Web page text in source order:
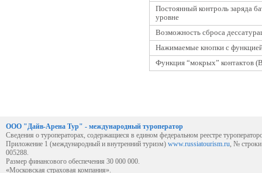
Постоянный контроль заряда
уровне
Возможность сброса
Нажимаемые кнопки с
Функция “мокрых” контактов
ООО "Дайв-Арена Тур" - международный туроператор
Сведения о туроператорах, содержащиеся в едином федеральном реестре
Приложение 1 (международный и внутренний туризм) www.russiatourism.ru, №
005288.
Размер финансового обеспечения 30 000 000.
«Московская страховая компания».